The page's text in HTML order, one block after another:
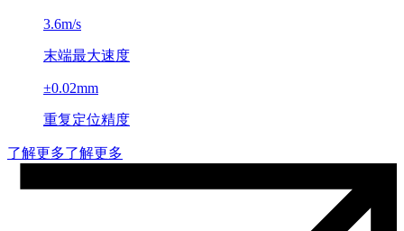
3.6m/s
末端最大速度
±0.02mm
重复定位精度
了解更多了解更多